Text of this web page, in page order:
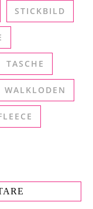
STICKBILD
TASCHE
WALKLODEN